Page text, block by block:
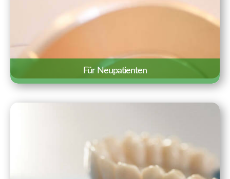
Für Neupatienten
hier Besonderheiten und wichtige
Informationen für einen ersten Termin
zusammengestellt.